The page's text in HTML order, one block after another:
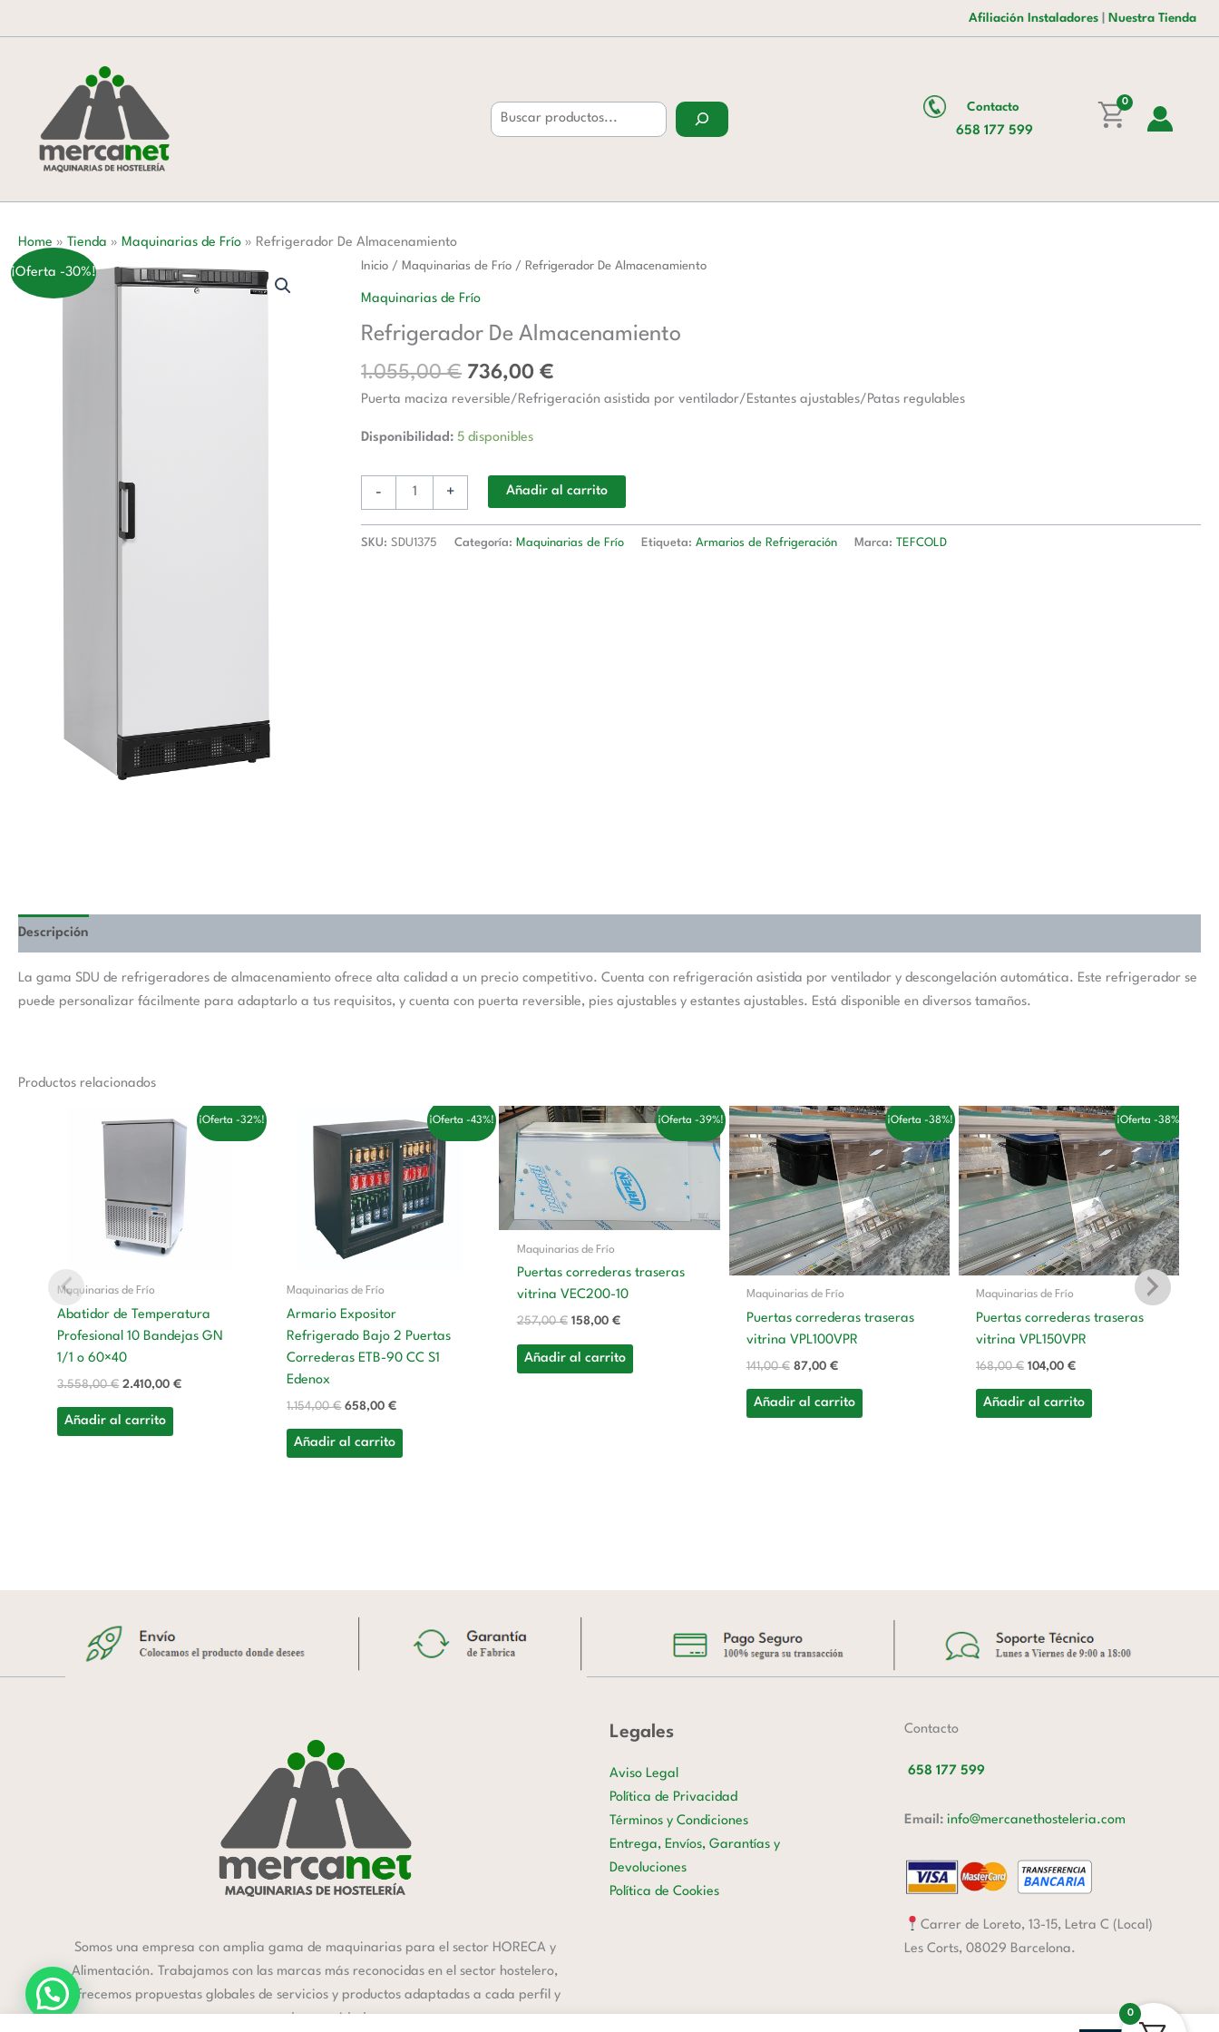
al
Afiliación Instaladores Nuestra Tienda
Contacto
658 177 599
0
Home » Tienda » Maquinarias de Frío » Refrigerador De Almacenamiento
¡Oferta -30%! Inicio / Maquinarias de Frío / Refrigerador De Almacenamiento
Maquinarias de Frío
Refrigerador De Almacenamiento
1.055,00€
El
precio
era:
1.055,00 €.
736,00€
El
es:
Puerta maciza reversible/Refrigeración asistida por ventilador/Estantes ajustables/Patas regulables
Disponibilidad: 5 disponibles
-
Refrigerador
cantidad
+ Añadir al carrito
SKU:SDU1375 Categoría: Maquinarias de Frío Etiqueta:Armarios de Refrigeración Marca: TEFCOLD
Descripción
La gama SDU de refrigeradores de almacenamiento ofrece alta calidad a un precio competitivo. Cuenta con refrigeración asistida por ventilador y descongelación automática. Este refrigerador se
puede personalizar fácilmente para adaptarlo a tus requisitos, y cuenta con puerta reversible, pies ajustables y estantes ajustables. Está disponible en diversos tamaños.
Productos relacionados
¡Oferta -32%!
Maquinarias de Frío
Abatidor de Temperatura
Profesional 10 Bandejas GN
1/1 o 60×40
3.558,00€
precio
3.558,00 €.
2.410,00€
precio
actual
Añadir al carrito
¡Oferta -43%!
Maquinarias de Frío
Armario Expositor
Refrigerado Bajo 2 Puertas
Correderas ETB-90 CC S1
Edenox
1.154,00€
precio
original
era:
1.154,00 €.
658,00€
precio
actual
es:
658,00 €.
Añadir al carrito
¡Oferta -39%!
Maquinarias de Frío
Puertas correderas traseras
vitrina VEC200-10
257,00€
El
precio
original
257,00 €.
158,00 €
El
actual
158,00 €.
Añadir al carrito
¡Oferta -38%!
Maquinarias de Frío
Puertas correderas traseras
vitrina VPL100VPR
141,00€
El
precio
original
141,00 €.
87,00 €
El
precio
actual
es:
87,00 €.
Añadir al carrito
¡Oferta -38%!
Maquinarias de Frío
Puertas correderas traseras
vitrina VPL150VPR
168,00€
El
precio
original
era:
168,00 €.
104,00 €
El
precio
actual
es:
104,00 €.
Añadir al carrito
Somos una empresa con amplia gama de maquinarias para el sector HORECA y
Alimentación. Trabajamos con las marcas más reconocidas en el sector hostelero,
ofrecemos propuestas globales de servicios y productos adaptadas a cada perfil y
Legales
Aviso Legal
Política de Privacidad
Términos y Condiciones
Entrega, Envíos, Garantías y
Devoluciones
Política de Cookies
Contacto
658 177 599
Email: info@mercanethosteleria.com
Carrer de Loreto, 13-15, Letra C (Local)
Les Corts, 08029 Barcelona.
1.055,00 €.736,00 €.
cantidad
0